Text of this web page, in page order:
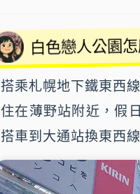
白色戀人公園
搭乘札幌地下鐵東西
住在薄野站附近，假
搭車到 大通站換東西線